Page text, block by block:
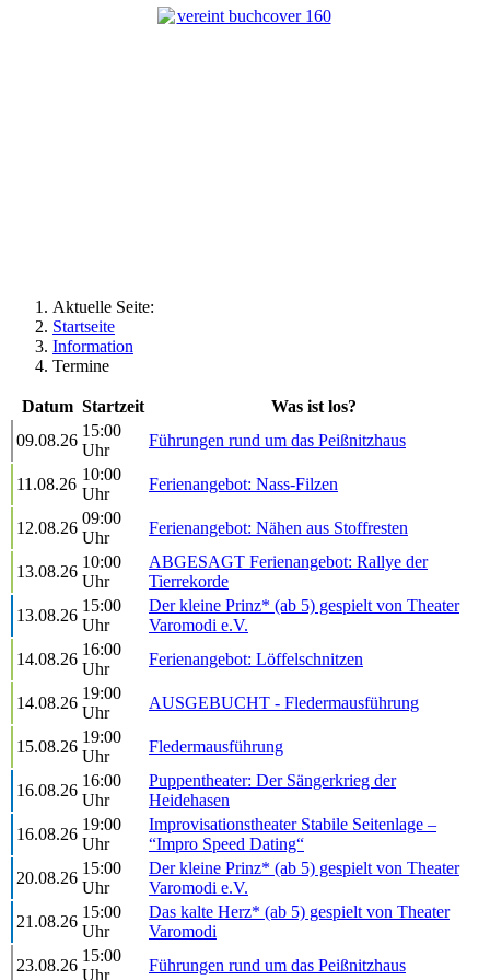
Aktuelle Seite:
Startseite
Information
Termine
Datum Startzeit
Was ist los?
09.08.26
15:00
Uhr
Führungen rund um das Peißnitzhaus
11.08.26
10:00
Uhr
Ferienangebot: Nass-Filzen
12.08.26
09:00
Uhr
Ferienangebot: Nähen aus Stoffresten
13.08.26
10:00
Uhr
ABGESAGT Ferienangebot: Rallye der
Tierrekorde
13.08.26
15:00
Uhr
Der kleine Prinz* (ab 5) gespielt von Theater
Varomodi e.V.
14.08.26
16:00
Uhr
Ferienangebot: Löffelschnitzen
14.08.26
19:00
Uhr
AUSGEBUCHT - Fledermausführung
15.08.26
19:00
Uhr
Fledermausführung
16.08.26
16:00
Uhr
Puppentheater: Der Sängerkrieg der
Heidehasen
16.08.26
19:00
Uhr
Improvisationstheater Stabile Seitenlage –
“Impro Speed Dating“
20.08.26
15:00
Uhr
Der kleine Prinz* (ab 5) gespielt von Theater
Varomodi e.V.
21.08.26
15:00
Uhr
Das kalte Herz* (ab 5) gespielt von Theater
Varomodi
23.08.26
15:00
Uhr
Führungen rund um das Peißnitzhaus